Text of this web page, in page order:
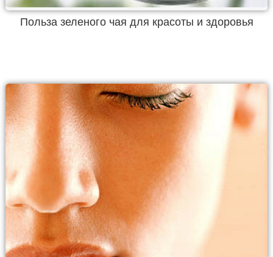
Польза зеленого чая для красоты и здоровья